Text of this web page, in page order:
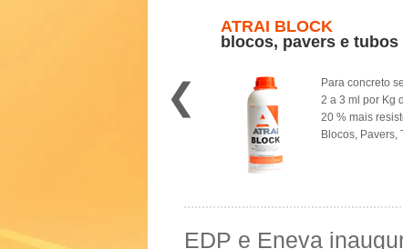
ATRAI BLOCK
blocos, pavers e tubos
Para concreto
2 a 3 ml por Kg
20 % mais
Blocos, Pavers,
❮
EDP e Eneva